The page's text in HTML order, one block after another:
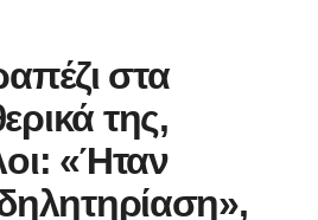
στα
της,
«Ήταν